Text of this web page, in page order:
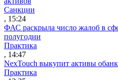
Санкции
, 15:24
ФАС раскрыла число жалоб в
полугодии
Практика
, 14:47
NexTouch выкупит активы
Практика